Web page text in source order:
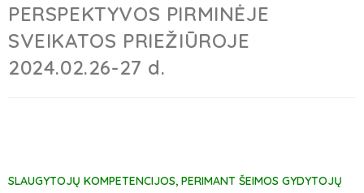
PERSPEKTYVOS PIRMINĖJE
SVEIKATOS PRIEŽIŪROJE
2024.02.26-27 d.
SLAUGYTOJŲ KOMPETENCIJOS, PERIMANT ŠEIMOS GYDYTOJŲ